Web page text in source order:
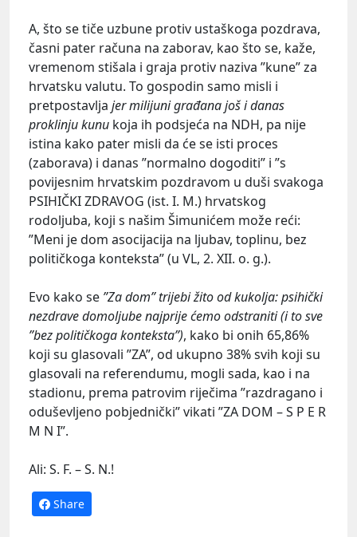
A, što se tiče uzbune protiv ustaškoga pozdrava,
časni pater računa na zaborav, kao što se, kaže,
vremenom stišala i graja protiv naziva ”kune” za
hrvatsku valutu. To gospodin samo misli i
pretpostavlja jer milijuni građana još i danas
proklinju kunu koja ih podsjeća na NDH, pa nije
istina kako pater misli da će se isti proces
(zaborava) i danas ”normalno dogoditi” i ”s
povijesnim hrvatskim pozdravom u duši svakoga
PSIHIČKI ZDRAVOG (ist. I. M.) hrvatskog
rodoljuba, koji s našim Šimunićem može reći:
”Meni je dom asocijacija na ljubav, toplinu, bez
političkoga konteksta” (u VL, 2. XII. o. g.).
Evo kako se ”Za dom” trijebi žito od kukolja: psihički
nezdrave domoljube najprije ćemo odstraniti (i to sve
”bez političkoga konteksta”), kako bi onih 65,86%
koji su glasovali ”ZA”, od ukupno 38% svih koji su
glasovali na referendumu, mogli sada, kao i na
stadionu, prema patrovim riječima ”razdragano i
oduševljeno pobjednički” vikati ”ZA DOM – S P E R
M N I”.
Ali: S. F. – S. N.!
Share